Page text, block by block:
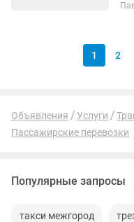
1 2
Объявления Услуги
Пассажирские перевозки
Популярные запросы
такси межгород